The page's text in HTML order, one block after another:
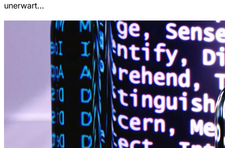
unerwart…